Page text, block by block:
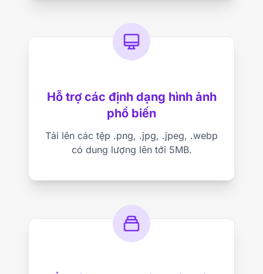
Hỗ trợ các định dạng hình ảnh
phổ biến
Tải lên các tệp .png, .jpg, .jpeg, .webp
có dung lượng lên tới 5MB.